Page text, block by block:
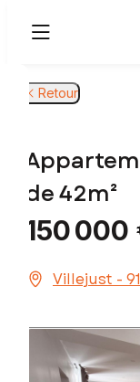
Retour
de 42m²
150 000
Villejust -